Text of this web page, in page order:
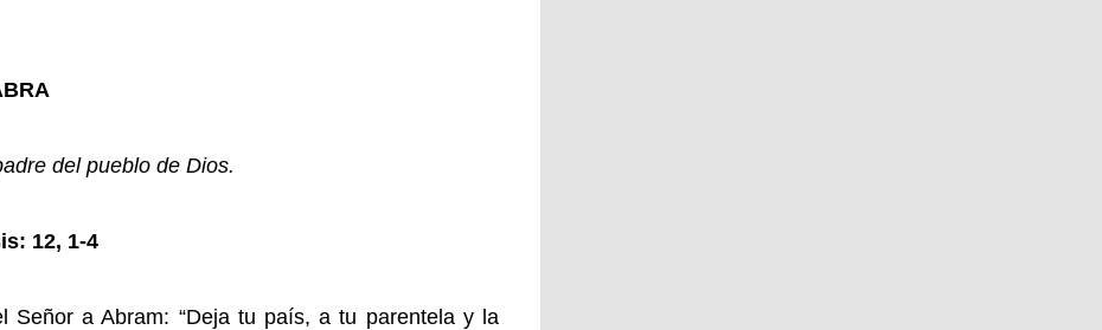
del pueblo de Dios.
12, 1-4
Señor a Abram: “Deja tu país, a tu parentela y la